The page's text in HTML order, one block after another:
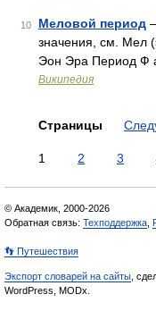
10 Меловой период
значения, см. Мел
Эон Эра Период Ф
Википедия
Страницы
1 2 3
© Академик, 2000-2026
Обратная связь: Техподдержка
👣 Путешествия
Экспорт словарей на сайты ,
WordPress, MODx.